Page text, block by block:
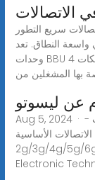
الاتصالات
سريع التطور
النطاق. تعد
وحدات BBU جزءًا لا يتجزأ من شبكات 4G LTE و5G، حيث تمكن
بها المشغلين من
عن ليسوتو
Aug 5, 2024 · تقديم أحدث الابتكارات في تكنولوجيا الاتصالات -
الأساسية
2g/3g/4g/5g/6g من شركة Shandong Chuanghui
Electronic